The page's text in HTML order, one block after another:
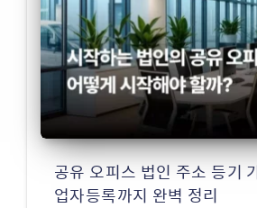
공유 오피스 법인 주소 등기
업자등록까지 완벽 정리